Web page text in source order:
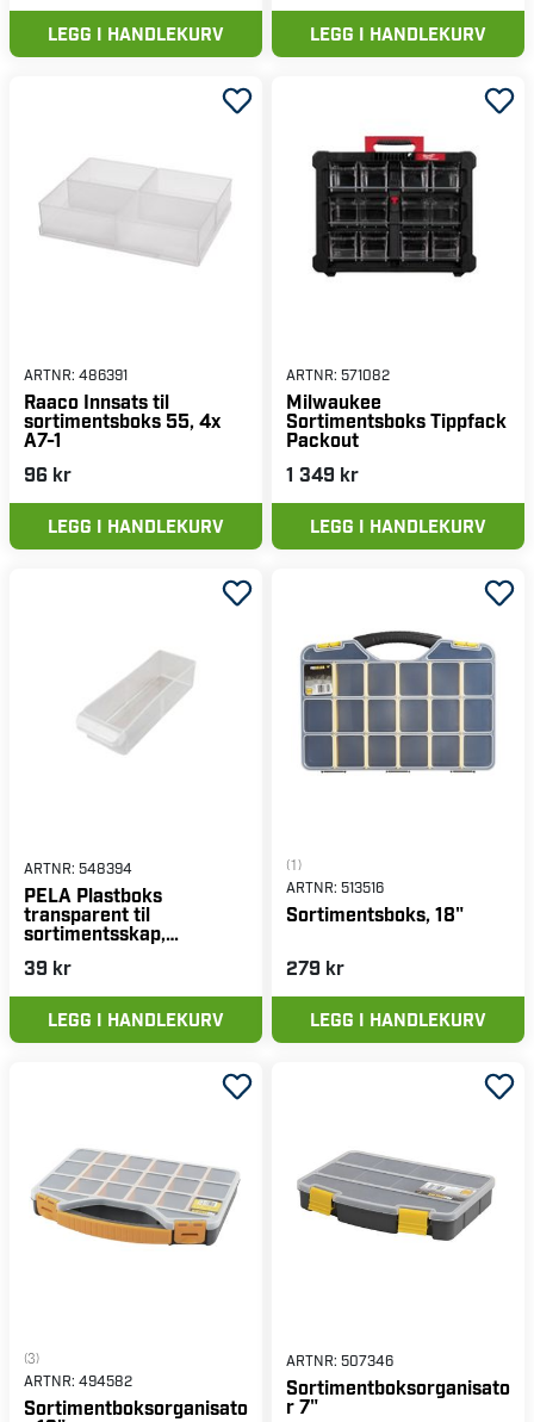
LEGG I HANDLEKURV LEGG I HANDLEKURV
ARTNR: 486391
Raaco Innsats til
sortimentsboks 55, 4x
A7-1
96 kr
LEGG I HANDLEKURV
ARTNR: 571082
Milwaukee
Sortimentsboks Tippfack
Packout
1 349 kr
LEGG I HANDLEKURV
ARTNR: 548394
PELA Plastboks
transparent til
sortimentsskap,
39 kr
LEGG I HANDLEKURV
(1)
ARTNR: 513516
Sortimentsboks, 18"
279 kr
LEGG I HANDLEKURV
(3)
ARTNR: 494582
Sortimentboksorganisato
ARTNR: 507346
Sortimentboksorganisato
r 7"